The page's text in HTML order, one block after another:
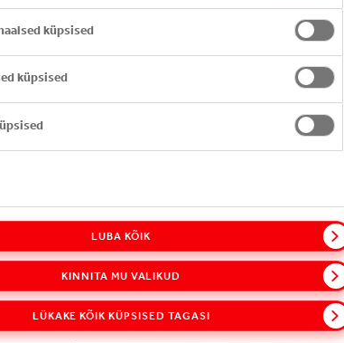
küpsised
küpsised
LÜKAKE KÕIK KÜPSISED TAGASI
KINNITA MU VALIKUD
LUBA KÕIK